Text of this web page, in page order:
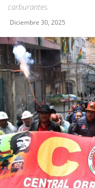
carburantes.
Diciembre 30, 2025